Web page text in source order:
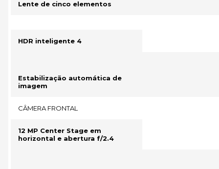
Lente de cinco elementos
HDR inteligente 4
Estabilização automática de
imagem
CÂMERA FRONTAL
12 MP Center Stage em
horizontal e abertura f/2.4